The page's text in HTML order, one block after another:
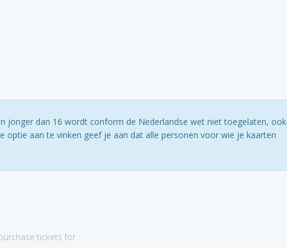
jonger dan 16 wordt conform de Nederlandse wet niet toegelaten, ook
optie aan te vinken geef je aan dat alle personen voor wie je kaarten
tickets for